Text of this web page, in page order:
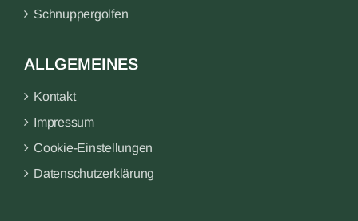
Schnuppergolfen
ALLGEMEINES
Kontakt
Impressum
Cookie-Einstellungen
Datenschutzerklärung